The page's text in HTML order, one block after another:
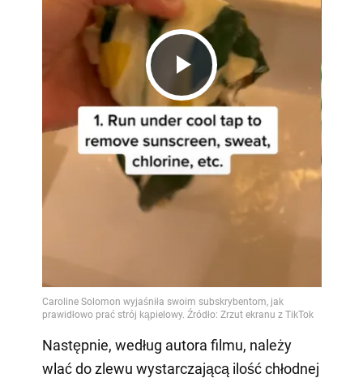
Play
Video
Następnie, według autora filmu, należy
wlać do zlewu wystarczającą ilość chłodnej